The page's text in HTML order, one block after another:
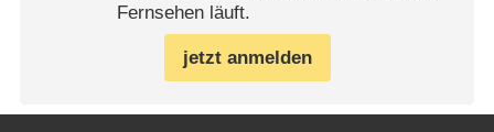
Fernsehen läuft.
jetzt anmelden